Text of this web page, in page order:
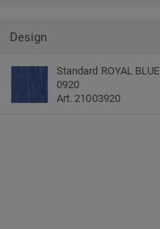
Design
Standard ROYAL BLUE
0920
Art. 21003920